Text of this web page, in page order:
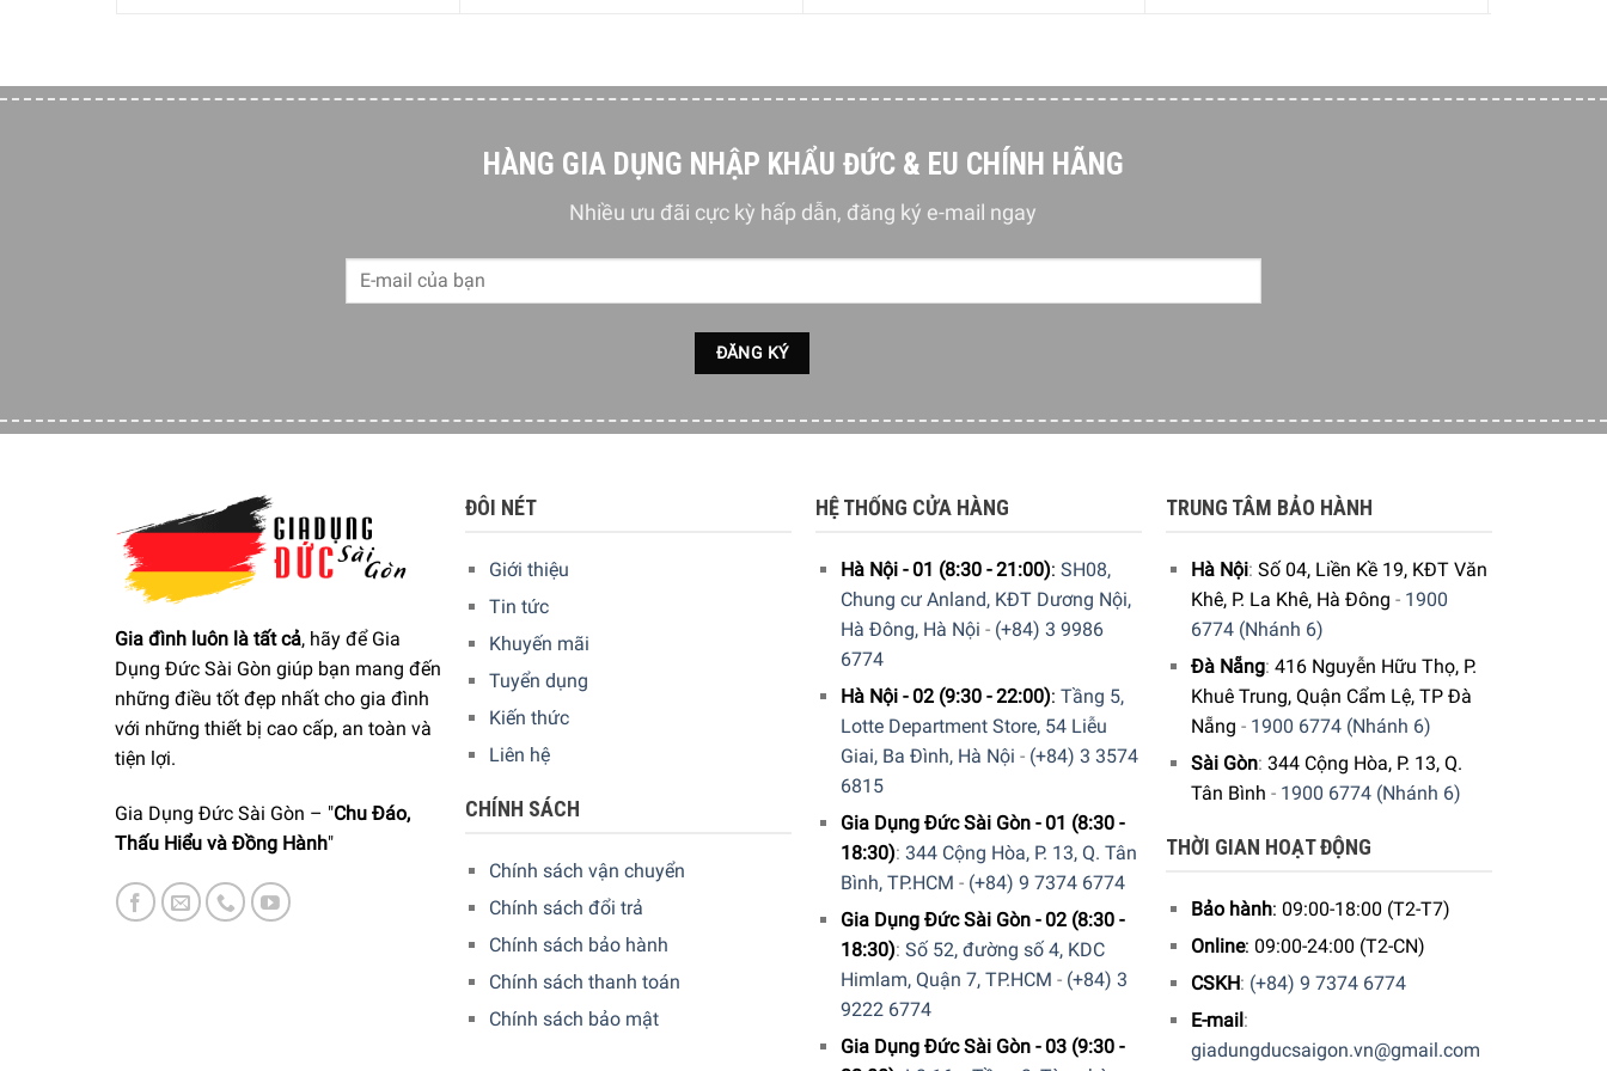
HÀNG GIA DỤNG NHẬP KHẨU ĐỨC & EU CHÍNH HÃNG
Nhiều ưu đãi cực kỳ hấp dẫn, đăng ký e-mail ngay
Gia đình luôn là tất cả, hãy để Gia
Dụng Đức Sài Gòn giúp bạn mang đến
những điều tốt đẹp nhất cho gia đình
với những thiết bị cao cấp, an toàn và
tiện lợi.
Gia Dụng Đức Sài Gòn – "Chu Đáo,
Thấu Hiểu và Đồng Hành"
ĐÔI NÉT
Giới thiệu
Tin tức
Khuyến mãi
Tuyển dụng
Kiến thức
Liên hệ
CHÍNH SÁCH
Chính sách vận chuyển
Chính sách đổi trả
Chính sách bảo hành
Chính sách thanh toán
Chính sách bảo mật
HỆ THỐNG CỬA HÀNG
Hà Nội - 01 (8:30 - 21:00): SH08,
Chung cư Anland, KĐT Dương Nội,
Hà Đông, Hà Nội - (+84) 3 9986
6774
Hà Nội - 02 (9:30 - 22:00): Tầng 5,
Lotte Department Store, 54 Liễu
Giai, Ba Đình, Hà Nội - (+84) 3 3574
6815
Gia Dụng Đức Sài Gòn - 01 (8:30 -
18:30): 344 Cộng Hòa, P. 13, Q. Tân
Bình, TP.HCM - (+84) 9 7374 6774
Gia Dụng Đức Sài Gòn - 02 (8:30 -
18:30): Số 52, đường số 4, KDC
Himlam, Quận 7, TP.HCM - (+84) 3
9222 6774
Gia Dụng Đức Sài Gòn - 03 (9:30 -
TRUNG TÂM BẢO HÀNH
Hà Nội: Số 04, Liền Kề 19, KĐT Văn
Khê, P. La Khê, Hà Đông - 1900
6774 (Nhánh 6)
Đà Nẵng: 416 Nguyễn Hữu Thọ, P.
Khuê Trung, Quận Cẩm Lệ, TP Đà
Nẵng - 1900 6774 (Nhánh 6)
Sài Gòn: 344 Cộng Hòa, P. 13, Q.
Tân Bình - 1900 6774 (Nhánh 6)
THỜI GIAN HOẠT ĐỘNG
Bảo hành: 09:00-18:00 (T2-T7)
Online: 09:00-24:00 (T2-CN)
CSKH: (+84) 9 7374 6774
E-mail:
giadungducsaigon.vn@gmail.com